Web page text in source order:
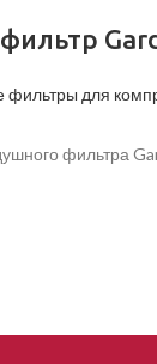
фильтры для
фильтра